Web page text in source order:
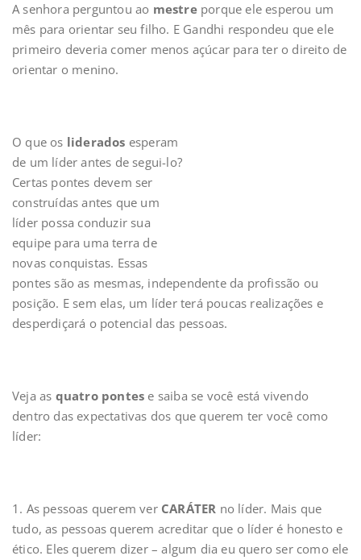
A senhora perguntou ao mestreporque ele esperou um
mês para orientar seu filho. E Gandhi respondeu que ele
primeiro deveria comer menos açúcar para ter o direito de
orientar o menino.
O que os liderados esperam
de um líder antes de segui-lo?
Certas pontes devem ser
construídas antes que um
líder possa conduzir sua
equipe para uma terra de
novas conquistas. Essas
pontes são as mesmas, independente da profissão ou
posição. E sem elas, um líder terá poucas realizações e
desperdiçará o potencial das pessoas.
Veja as quatro pontes e saiba se você está vivendo
dentro das expectativas dos que querem ter você como
líder:
1. As pessoas querem ver CARÁTER no líder. Mais que
tudo, as pessoas querem acreditar que o líder é honesto e
ético. Eles querem dizer – algum dia eu quero ser como ele